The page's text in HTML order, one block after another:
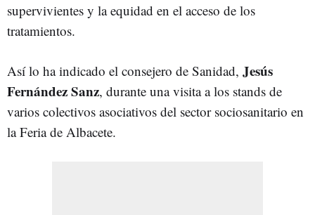
supervivientes y la equidad en el acceso de los
tratamientos.
Así lo ha indicado el consejero de Sanidad, Jesús
Fernández Sanz, durante una visita a los stands de
varios colectivos asociativos del sector sociosanitario en
la Feria de Albacete.